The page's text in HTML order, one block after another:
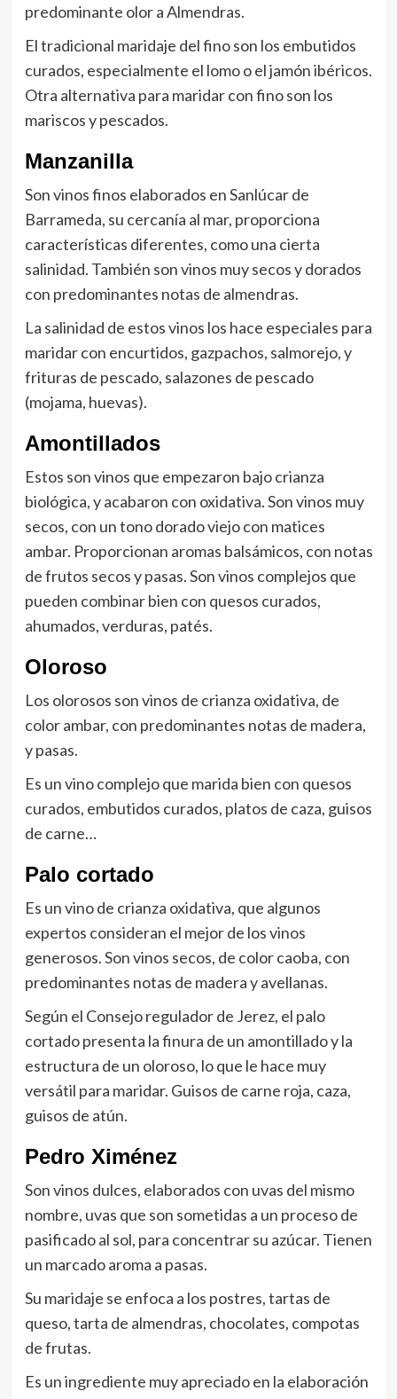
predominante olor a Almendras.
El tradicional maridaje del fino son los embutidos
curados, especialmente el lomo o el jamón ibéricos.
Otra alternativa para maridar con fino son los
mariscos y pescados.
Manzanilla
Son vinos finos elaborados en Sanlúcar de
Barrameda, su cercanía al mar, proporciona
características diferentes, como una cierta
salinidad. También son vinos muy secos y dorados
con predominantes notas de almendras.
La salinidad de estos vinos los hace especiales para
maridar con encurtidos, gazpachos, salmorejo, y
frituras de pescado, salazones de pescado
(mojama, huevas).
Amontillados
Estos son vinos que empezaron bajo crianza
biológica, y acabaron con oxidativa. Son vinos muy
secos, con un tono dorado viejo con matices
ambar. Proporcionan aromas balsámicos, con notas
de frutos secos y pasas. Son vinos complejos que
pueden combinar bien con quesos curados,
ahumados, verduras, patés.
Oloroso
Los olorosos son vinos de crianza oxidativa, de
color ambar, con predominantes notas de madera,
y pasas.
Es un vino complejo que marida bien con quesos
curados, embutidos curados, platos de caza, guisos
de carne…
Palo cortado
Es un vino de crianza oxidativa, que algunos
expertos consideran el mejor de los vinos
generosos. Son vinos secos, de color caoba, con
predominantes notas de madera y avellanas.
Según el Consejo regulador de Jerez, el palo
cortado presenta la finura de un amontillado y la
estructura de un oloroso, lo que le hace muy
versátil para maridar. Guisos de carne roja, caza,
guisos de atún.
Pedro Ximénez
Son vinos dulces, elaborados con uvas del mismo
nombre, uvas que son sometidas a un proceso de
pasificado al sol, para concentrar su azúcar. Tienen
un marcado aroma a pasas.
Su maridaje se enfoca a los postres, tartas de
queso, tarta de almendras, chocolates, compotas
de frutas.
Es un ingrediente muy apreciado en la elaboración